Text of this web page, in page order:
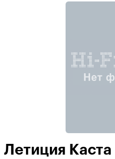
Летиция Каста